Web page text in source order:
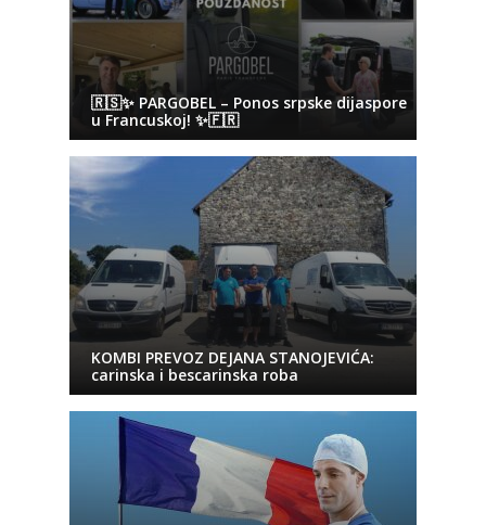
🇷🇸✨ PARGOBEL – Ponos srpske dijaspore
u Francuskoj! ✨🇫🇷
KOMBI PREVOZ DEJANA STANOJEVIĆA:
carinska i bescarinska roba